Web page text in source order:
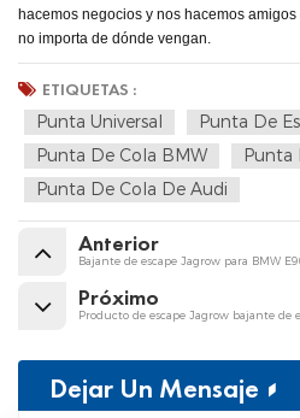
hacemos negocios y nos hacemos
no importa de dónde vengan.
ETIQUETAS :
Punta Universal
Punta De
Punta De Cola BMW
Punta
Punta De Cola De Audi
Anterior
Bajante de escape Jagrow para BMW
Próximo
Producto de escape Jagrow bajante de
Dejar Un Mensaje